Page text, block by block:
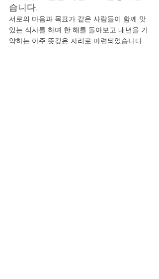
습니다.
서로의 마음과 목표가 같은 사람들이 함께 맛
있는 식사를 하며 한 해를 돌아보고 내년을 기
약하는 아주 뜻깊은 자리로 마련되었습니다.